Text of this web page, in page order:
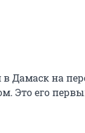
Дамаск на
Это его